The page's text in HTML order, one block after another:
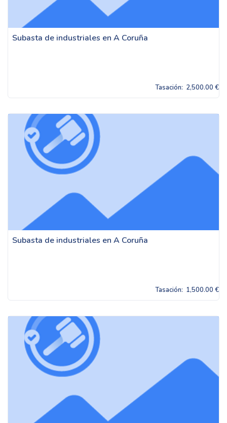
Subasta de industriales en A Coruña
Tasación: 2,500.00 €
Subasta de industriales en A Coruña
Tasación: 1,500.00 €